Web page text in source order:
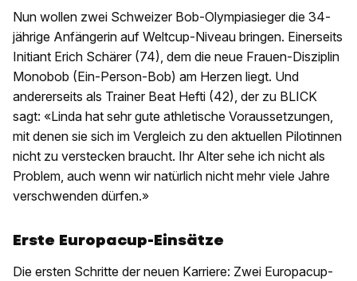
Nun wollen zwei Schweizer Bob-Olympiasieger die 34-
jährige Anfängerin auf Weltcup-Niveau bringen. Einerseits
Initiant Erich Schärer (74), dem die neue Frauen-Disziplin
Monobob (Ein-Person-Bob) am Herzen liegt. Und
andererseits als Trainer Beat Hefti (42), der zu BLICK
sagt: «Linda hat sehr gute athletische Voraussetzungen,
mit denen sie sich im Vergleich zu den aktuellen Pilotinnen
nicht zu verstecken braucht. Ihr Alter sehe ich nicht als
Problem, auch wenn wir natürlich nicht mehr viele Jahre
verschwenden dürfen.»
Erste Europacup-Einsätze
Die ersten Schritte der neuen Karriere: Zwei Europacup-